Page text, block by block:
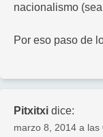
nacionalismo
Por eso paso de
Pitxitxi dice:
marzo 8, 2014 a las